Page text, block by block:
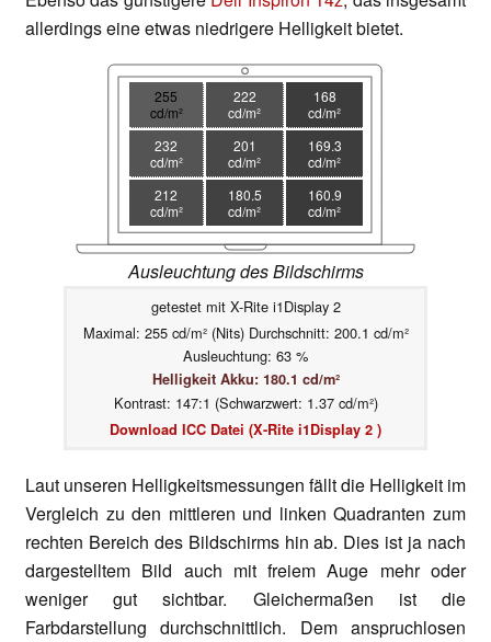
allerdings eine etwas niedrigere Helligkeit bietet.
255
cd/m²
222
cd/m²
168
cd/m²
232
cd/m²
201
cd/m²
169.3
cd/m²
212
cd/m²
180.5
cd/m²
160.9
cd/m²
Ausleuchtung des Bildschirms
getestet mit X-Rite i1Display 2
Maximal: 255 cd/m² (Nits) Durchschnitt: 200.1 cd/m²
Ausleuchtung: 63 %
Helligkeit Akku: 180.1 cd/m²
Kontrast: 147:1 (Schwarzwert: 1.37 cd/m²)
Download ICC Datei (X-Rite i1Display 2 )
Laut unseren Helligkeitsmessungen fällt die Helligkeit im
Vergleich zu den mittleren und linken Quadranten zum
rechten Bereich des Bildschirms hin ab. Dies ist ja nach
dargestelltem Bild auch mit freiem Auge mehr oder
weniger gut sichtbar. Gleichermaßen ist die
Farbdarstellung durchschnittlich. Dem anspruchlosen